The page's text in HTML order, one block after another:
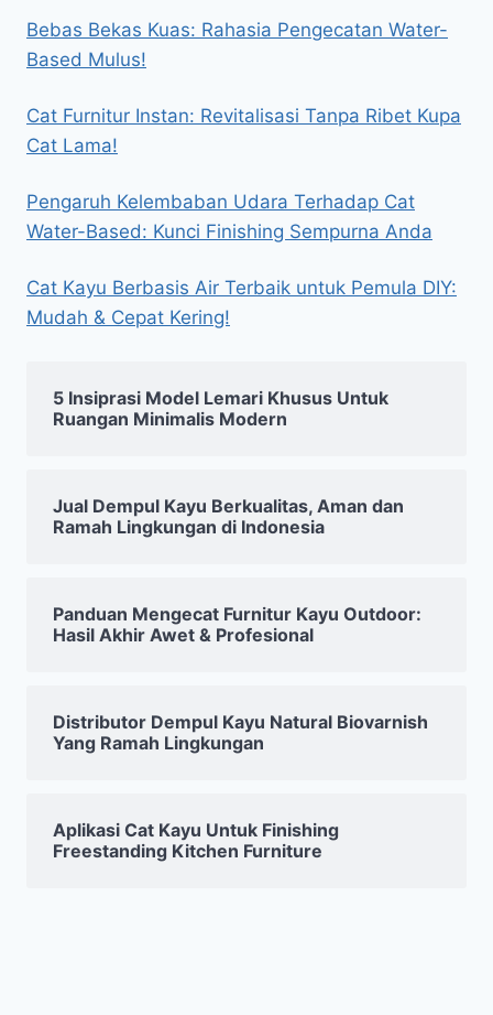
Bebas Bekas Kuas: Rahasia Pengecatan Water-
Based Mulus!
Cat Furnitur Instan: Revitalisasi Tanpa Ribet Kupa
Cat Lama!
Pengaruh Kelembaban Udara Terhadap Cat
Water-Based: Kunci Finishing Sempurna Anda
Cat Kayu Berbasis Air Terbaik untuk Pemula DIY:
Mudah & Cepat Kering!
5 Insiprasi Model Lemari Khusus Untuk
Ruangan Minimalis Modern
Jual Dempul Kayu Berkualitas, Aman dan
Ramah Lingkungan di Indonesia
Panduan Mengecat Furnitur Kayu Outdoor:
Hasil Akhir Awet & Profesional
Distributor Dempul Kayu Natural Biovarnish
Yang Ramah Lingkungan
Aplikasi Cat Kayu Untuk Finishing
Freestanding Kitchen Furniture